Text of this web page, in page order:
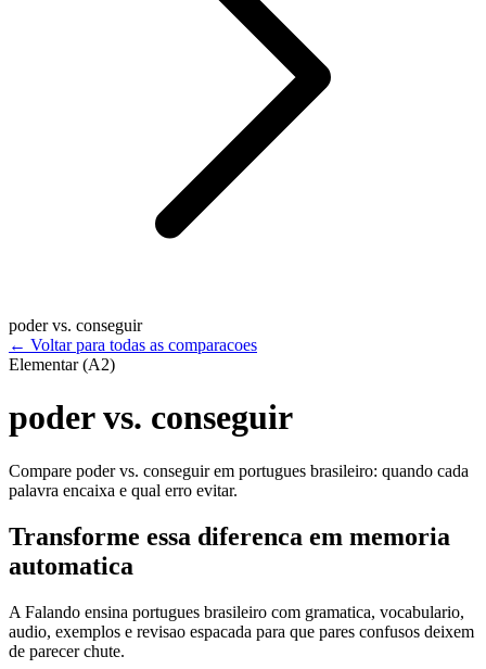
poder vs. conseguir
← Voltar para todas as comparacoes
Elementar (A2)
poder vs. conseguir
Compare poder vs. conseguir em portugues brasileiro: quando cada
palavra encaixa e qual erro evitar.
Transforme essa diferenca em memoria
automatica
A Falando ensina portugues brasileiro com gramatica, vocabulario,
audio, exemplos e revisao espacada para que pares confusos deixem
de parecer chute.